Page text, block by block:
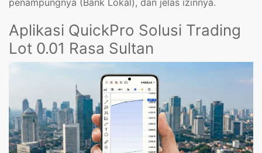
Aplikasi QuickPro Solusi Trading
Lot 0.01 Rasa Sultan